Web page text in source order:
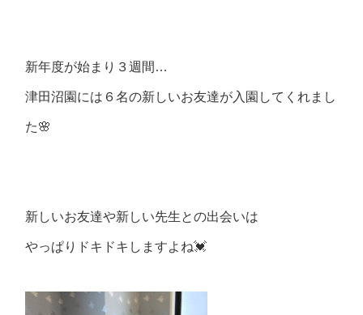
新年度が始まり３週間…
津田沼園には６名の新しいお友達が入園してくれまし
た🌸
新しいお友達や新しい先生との出会いは
やっぱりドキドキしますよね💓